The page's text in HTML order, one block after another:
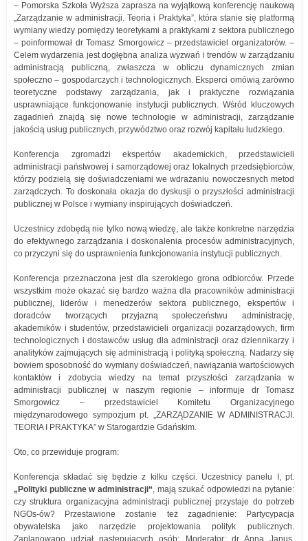
– Pomorska Szkoła Wyższa zaprasza na wyjątkową konferencję naukową
„Zarządzanie w administracji. Teoria i Praktyka”, która stanie się platformą
wymiany wiedzy pomiędzy teoretykami a praktykami z sektora publicznego
– poinformował dr Tomasz Smorgowicz – przedstawiciel organizatorów. –
Celem wydarzenia jest dogłębna analiza wyzwań i trendów w zarządzaniu
administracją publiczną, zwłaszcza w obliczu dynamicznych zmian
społeczno – gospodarczych i technologicznych. Eksperci omówią zarówno
teoretyczne podstawy zarządzania, jak i praktyczne rozwiązania
usprawniające funkcjonowanie instytucji publicznych. Wśród kluczowych
zagadnień znajdą się nowe technologie w administracji, zarządzanie
jakością usług publicznych, przywództwo oraz rozwój kapitału ludzkiego.
Konferencja zgromadzi ekspertów akademickich, przedstawicieli
administracji państwowej i samorządowej oraz lokalnych przedsiębiorców,
którzy podzielą się doświadczeniami we wdrażaniu nowoczesnych metod
zarządczych. To doskonała okazja do dyskusji o przyszłości administracji
publicznej w Polsce i wymiany inspirujących doświadczeń.
Uczestnicy zdobędą nie tylko nową wiedzę, ale także konkretne narzędzia
do efektywnego zarządzania i doskonalenia procesów administracyjnych,
co przyczyni się do usprawnienia funkcjonowania instytucji publicznych.
Konferencja przeznaczona jest dla szerokiego grona odbiorców. Przede
wszystkim może okazać się bardzo ważna dla pracowników administracji
publicznej, liderów i menedżerów sektora publicznego, ekspertów i
doradców tworzących przyjazną społeczeństwu administrację,
akademików i studentów, przedstawicieli organizacji pozarządowych, firm
technologicznych i dostawców usług dla administracji oraz dziennikarzy i
analityków zajmujących się administracją i polityką społeczną. Nadarzy się
bowiem sposobność do wymiany doświadczeń, nawiązania wartościowych
kontaktów i zdobycia wiedzy na temat przyszłości zarządzania w
administracji publicznej w naszym regionie – informuje dr Tomasz
Smorgowicz – przedstawiciel Komitetu Organizacyjnego
międzynarodowego sympozjum pt. „ZARZĄDZANIE W ADMINISTRACJI.
TEORIA I PRAKTYKA” w Starogardzie Gdańskim.
Oto, co przewiduje program:
Konferencja składać się będzie z kilku części. Uczestnicy panelu I, pt.
„ Polityki publiczne w administracji“, mają szukać odpowiedzi na pytanie:
czy struktura organizacyjna administracji publicznej przystaje do potrzeb
NGOs-ów? Przestawione zostanie też zagadnienie: Partycypacja
obywatelska jako narzędzie projektowania polityk publicznych.
Zaplanowano udział następujących osób: Moderator: dr Anna Janus.